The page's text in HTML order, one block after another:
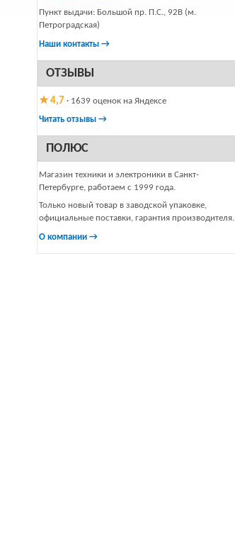
Пункт выдачи: Большой пр. П.С., 92В (м.
Петроградская)
Наши контакты →
ОТЗЫВЫ
★ 4,7 · 1639 оценок на Яндексе
Читать отзывы →
ПОЛЮС
Магазин техники и электроники в Санкт-
Петербурге, работаем с 1999 года.
Только новый товар в заводской упаковке,
официальные поставки, гарантия производителя.
О компании →